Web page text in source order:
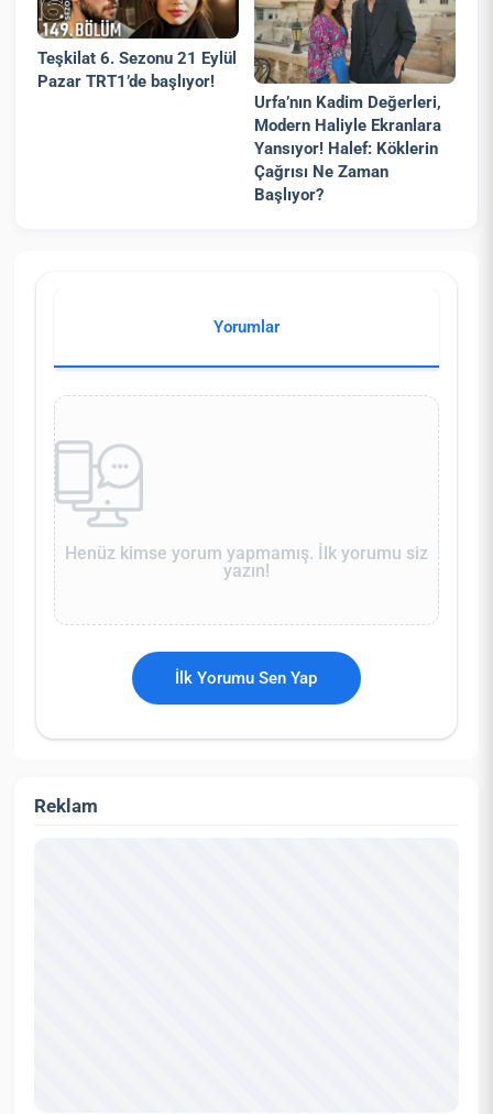
Teşkilat 6. Sezonu 21 Eylül
Pazar TRT1’de başlıyor!
Urfa’nın Kadim Değerleri,
Modern Haliyle Ekranlara
Yansıyor! Halef: Köklerin
Çağrısı Ne Zaman
Başlıyor?
Yorumlar
Henüz kimse yorum yapmamış. İlk yorumu siz
yazın!
İlk Yorumu Sen Yap
Reklam